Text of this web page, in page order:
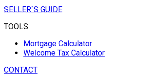
SELLER`S GUIDE
TOOLS
Mortgage Calculator
Welcome Tax Calculator
CONTACT